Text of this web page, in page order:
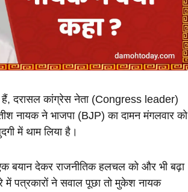
हैं, दरासल कांग्रेस नेता (Congress leader)
नायक ने भाजपा (BJP) का दामन मंगलवार को
में थाम लिया है।
बयान देकर राजनीतिक हलचल को और भी बढ़ा
पत्रकारों ने सवाल पूछा तो मुकेश नायक